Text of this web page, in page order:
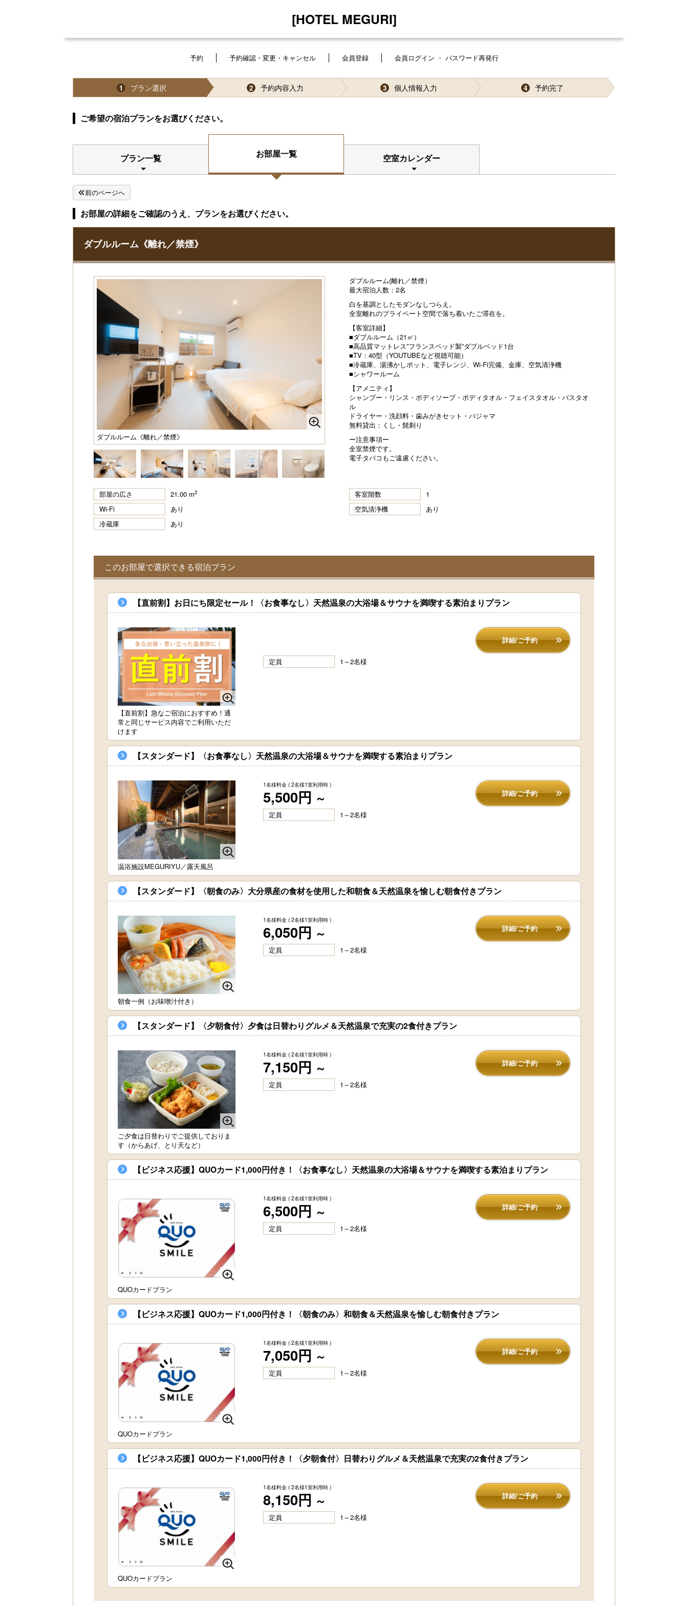
[HOTEL MEGURI]
予約 予約確認・変更・キャンセル 会員登録 会員ログイン ・ パスワード再発行
1 プラン選択 2 予約内容入力 3 個人情報入力 4 予約完了
ご希望の宿泊プランをお選びください。
プラン一覧 お部屋一覧 空室カレンダー
前のページへ
お部屋の詳細をご確認のうえ、プランをお選びください。
ダブルルーム《離れ／禁煙》
ダブルルーム《離れ／禁煙》
ダブルルーム(離れ／禁煙）
最大宿泊人数：2名
白を基調としたモダンなしつらえ。
全室離れのプライベート空間で落ち着いたご滞在を。
【客室詳細】
■ダブルルーム（21㎡）
■高品質マットレス”フランスベッド製”ダブルベッド1台
■TV：40型（YOUTUBEなど視聴可能）
■冷蔵庫、湯沸かしポット、電子レンジ、Wi-Fi完備、金庫、空気清浄機
■シャワールーム
【アメニティ】
シャンプー・リンス・ボディソープ・ボディタオル・フェイスタオル・バスタオ
ル
ドライヤー・洗顔料・歯みがきセット・パジャマ
無料貸出：くし・髭剃り
ー注意事項ー
全室禁煙です。
電子タバコもご遠慮ください。
部屋の広さ 21.00 m2 客室階数
1
Wi-Fi
あり 空気清浄機
あり
冷蔵庫
あり
このお部屋で選択できる宿泊プラン
【直前割】お日にち限定セール！〈お食事なし〉天然温泉の大浴場＆サウナを満喫する素泊まりプラン
【直前割】急なご宿泊におすすめ！通
常と同じサービス内容でご利用いただ
けます
詳細/ご予約
定員 1～2名様
【スタンダード】〈お食事なし〉天然温泉の大浴場＆サウナを満喫する素泊まりプラン
温浴施設MEGURIYU／露天風呂
1名様料金 ( 2名様1室利用時 )
5,500円 ～ 詳細/ご予約
定員 1～2名様
【スタンダード】〈朝食のみ〉大分県産の食材を使用した和朝食＆天然温泉を愉しむ朝食付きプラン
朝食一例（お味噌汁付き）
1名様料金 ( 2名様1室利用時 )
6,050円 ～ 詳細/ご予約
定員 1～2名様
【スタンダード】〈夕朝食付〉夕食は日替わりグルメ＆天然温泉で充実の2食付きプラン
ご夕食は日替わりでご提供しておりま
す（からあげ、とり天など）
1名様料金 ( 2名様1室利用時 )
7,150円 ～ 詳細/ご予約
定員 1～2名様
【ビジネス応援】QUOカード1,000円付き！〈お食事なし〉天然温泉の大浴場＆サウナを満喫する素泊まりプラン
QUOカードプラン
1名様料金 ( 2名様1室利用時 )
6,500円 ～ 詳細/ご予約
定員 1～2名様
【ビジネス応援】QUOカード1,000円付き！〈朝食のみ〉和朝食＆天然温泉を愉しむ朝食付きプラン
QUOカードプラン
1名様料金 ( 2名様1室利用時 )
7,050円 ～ 詳細/ご予約
定員 1～2名様
【ビジネス応援】QUOカード1,000円付き！〈夕朝食付〉日替わりグルメ＆天然温泉で充実の2食付きプラン
QUOカードプラン
1名様料金 ( 2名様1室利用時 )
8,150円 ～ 詳細/ご予約
定員 1～2名様